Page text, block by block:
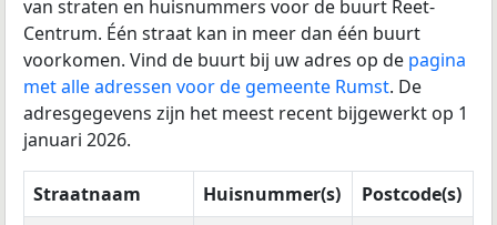
van straten en huisnummers voor de buurt Reet-
Centrum. Één straat kan in meer dan één buurt
voorkomen. Vind de buurt bij uw adres op de pagina
met alle adressen voor de gemeente Rumst. De
adresgegevens zijn het meest recent bijgewerkt op 1
januari 2026.
Straatnaam Huisnummer(s)
Postcode(s)